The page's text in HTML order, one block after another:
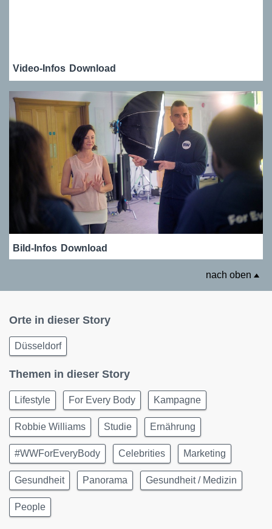
Video-Infos Download
Bild-Infos Download
nach oben
Orte in dieser Story
Düsseldorf
Themen in dieser Story
Lifestyle For Every Body Kampagne
Robbie Williams Studie Ernährung
#WWForEveryBody Celebrities Marketing
Gesundheit Panorama Gesundheit / Medizin
People